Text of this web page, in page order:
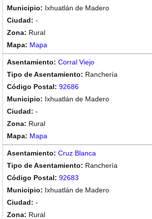
Ixhuatlán de Madero
-
Rural
Mapa
Corral Viejo
Ranchería
92686
Ixhuatlán de Madero
-
Rural
Mapa
Cruz Blanca
Ranchería
92683
Ixhuatlán de Madero
-
Rural